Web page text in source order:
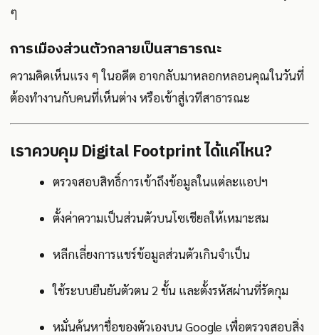
ๆ
การเมืองส่วนตัวกลายเป็นสาธารณะ
ความคิดเห็นแรง ๆ ในอดีต อาจกลับมาหลอกหลอนคุณในวันที่
ต้องทำงานกับคนที่เห็นต่าง หรือเข้าสู่เวทีสาธารณะ
เราควบคุม Digital Footprint ได้แค่ไหน?
ตรวจสอบสิทธิ์การเข้าถึงข้อมูลในแต่ละแอปฯ
ตั้งค่าความเป็นส่วนตัวบนโซเชียลให้เหมาะสม
หลีกเลี่ยงการแชร์ข้อมูลส่วนตัวเกินจำเป็น
ใช้ระบบยืนยันตัวตน 2 ชั้น และตั้งรหัสผ่านที่รัดกุม
หมั่นค้นหาชื่อของตัวเองบน Google เพื่อตรวจสอบสิ่ง